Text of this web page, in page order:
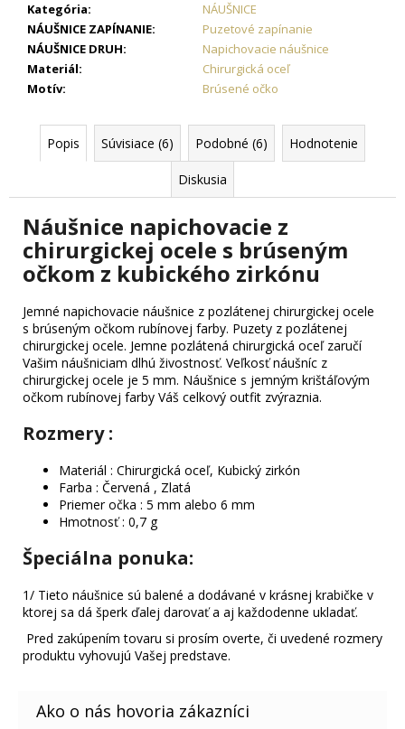
Kategória:
NÁUŠNICE
NÁUŠNICE ZAPÍNANIE:
Puzetové zapínanie
NÁUŠNICE DRUH:
Napichovacie náušnice
Materiál:
Chirurgická oceľ
Motív: Brúsené očko
Popis Súvisiace (6) Podobné (6) Hodnotenie
Diskusia
Náušnice napichovacie z
chirurgickej ocele s brúseným
očkom z kubického zirkónu
Jemné napichovacie náušnice z pozlátenej chirurgickej ocele
s brúseným očkom rubínovej farby. Puzety z pozlátenej
chirurgickej ocele. Jemne pozlátená chirurgická oceľ zaručí
Vašim náušniciam dlhú živostnosť. Veľkosť náušníc z
chirurgickej ocele je 5 mm. Náušnice s jemným krištáľovým
očkom rubínovej farby Váš celkový outfit zvýraznia.
Rozmery :
Materiál : Chirurgická oceľ, Kubický zirkón
Farba : Červená , Zlatá
Priemer očka : 5 mm alebo 6 mm
Hmotnosť : 0,7 g
Špeciálna ponuka:
1/ Tieto náušnice sú balené a dodávané v krásnej krabičke v
ktorej sa dá šperk ďalej darovať a aj každodenne ukladať.
Pred zakúpením tovaru si prosím overte, či uvedené rozmery
produktu vyhovujú Vašej predstave.
ZADARMO
22,87